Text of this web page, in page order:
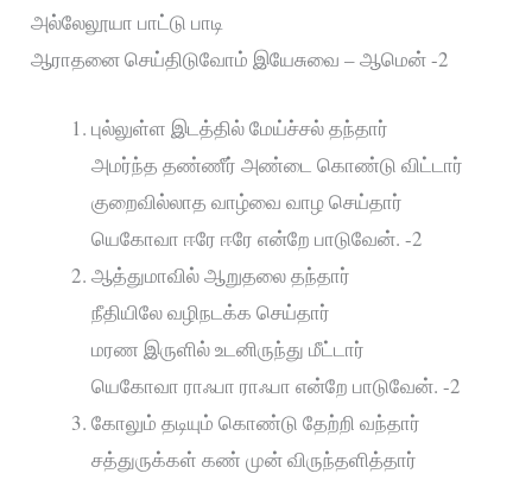
அல்லேலூயா பாட்டு பாடி
ஆராதனை செய்திடுவோம் இயேசுவை – ஆமென் -2
புல்லுள்ள இடத்தில் மேய்ச்சல் தந்தார்
அமர்ந்த தண்ணீர் அண்டை கொண்டு விட்டார்
குறைவில்லாத வாழ்வை வாழ செய்தார்
யெகோவா ஈரே ஈரே என்றே பாடுவேன். -2
ஆத்துமாவில் ஆறுதலை தந்தார்
நீதியிலே வழிநடக்க செய்தார்
மரண இருளில் உடனிருந்து மீட்டார்
யெகோவா ராஃபா ராஃபா என்றே பாடுவேன். -2
கோலும் தடியும் கொண்டு தேற்றி வந்தார்
சத்துருக்கள் கண் முன் விருந்தளித்தார்